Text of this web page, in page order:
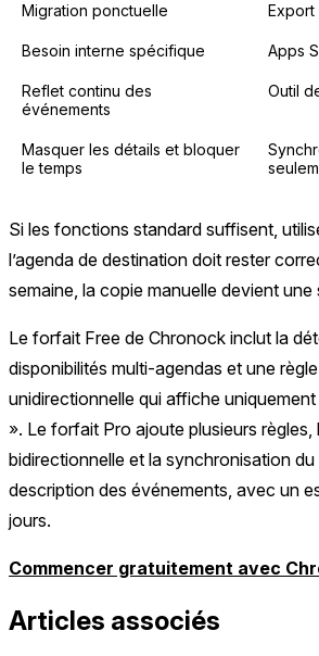
Migration ponctuelle Export
Besoin interne spécifique Apps
Reflet continu des
événements
Outil
Masquer les détails et bloquer
le temps
Si les fonctions standard suffisent,
l’agenda de destination doit rester
semaine, la copie manuelle devient une
Le forfait Free de Chronock inclut la
disponibilités multi-agendas et une
unidirectionnelle qui affiche
». Le forfait Pro ajoute plusieurs
bidirectionnelle et la synchronisation du
description des événements, avec un
jours.
Commencer gratuitement avec
Articles associés